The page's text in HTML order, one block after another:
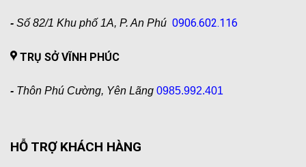
- Số 82/1 Khu phố 1A, P. An Phú 0906.602.116
TRỤ SỞ VĨNH PHÚC
- Thôn Phú Cường, Yên Lãng 0985.992.401
HỖ TRỢ KHÁCH HÀNG